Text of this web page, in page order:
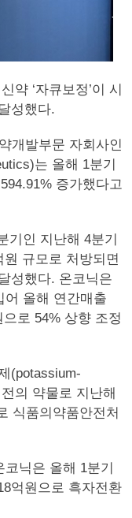
약 ‘자큐보정’이 시
성했다.
개발부문 자회사인
는 올해 1분기
증가했다고
기인 지난해 4분기
규모로 처방되면
성했다. 온코닉은
어 올해 연간매출
로 54% 상향 조정
(potassium-
의 약물로 지난해
식품의약품안전처
닉은 올해 1분기
억원으로 흑자전환